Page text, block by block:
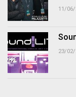
11/06/
23/02/